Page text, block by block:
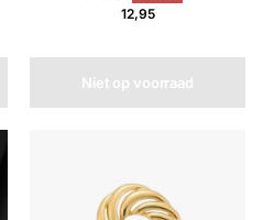
12,95
Niet op voorraad